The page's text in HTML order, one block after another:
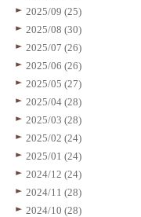
2025/09 (25)
2025/08 (30)
2025/07 (26)
2025/06 (26)
2025/05 (27)
2025/04 (28)
2025/03 (28)
2025/02 (24)
2025/01 (24)
2024/12 (24)
2024/11 (28)
2024/10 (28)